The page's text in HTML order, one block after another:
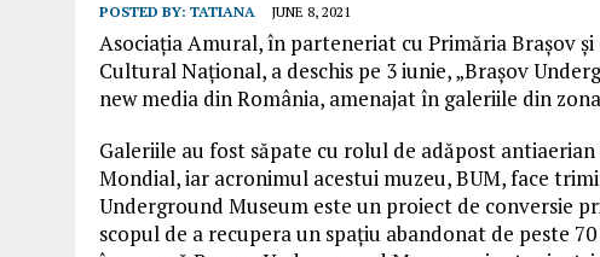
POSTED BY: TATIANA JUNE 8, 2021
Asociația Amural, în parteneriat cu Primăria Brașov
Cultural Național, a deschis pe 3 iunie, „Brașov
new media din România, amenajat în galeriile din
Galeriile au fost săpate cu rolul de adăpost
Mondial, iar acronimul acestui muzeu, BUM, face
Underground Museum este un proiect de conversie
scopul de a recupera un spațiu abandonat de peste